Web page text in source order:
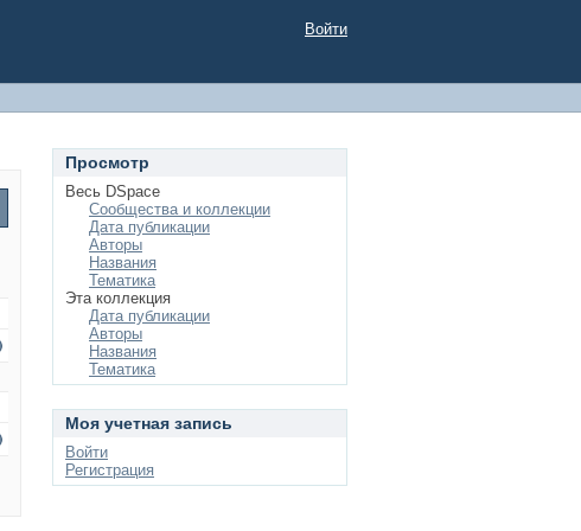
Войти
Просмотр
Весь DSpace
Сообщества и коллекции
Дата публикации
Авторы
Названия
Тематика
Эта коллекция
Дата публикации
Авторы
Названия
Тематика
Моя учетная запись
Войти
Регистрация